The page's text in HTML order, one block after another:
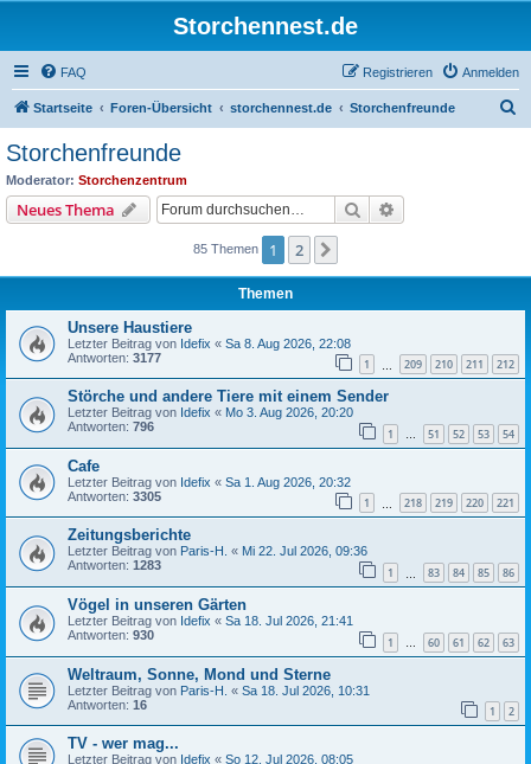
Storchennest.de
FAQ Anmelden
Registrieren
Startseite Foren-Übersicht storchennest.de Storchenfreunde
Storchenfreunde
Moderator: Storchenzentrum
Neues Thema Suche
85 Themen 1 2
Themen
Unsere Haustiere
Letzter Beitrag von Idefix « Sa 8. Aug 2026, 22:08
Antworten: 3177 1 209 210 211 212
Störche und andere Tiere mit einem Sender
Letzter Beitrag von Idefix « Mo 3. Aug 2026, 20:20
Antworten: 796 1 … 51 52 53 54
Cafe
Letzter Beitrag von Idefix « Sa 1. Aug 2026, 20:32
Antworten: 3305 1 218 219 220 221
Zeitungsberichte
Letzter Beitrag von Paris-H. « Mi 22. Jul 2026, 09:36
Antworten: 1283 1 83 84 85 86
Vögel in unseren Gärten
Letzter Beitrag von Idefix « Sa 18. Jul 2026, 21:41
Antworten: 930 1 … 60 61 62 63
Weltraum, Sonne, Mond und Sterne
Letzter Beitrag von Paris-H. « Sa 18. Jul 2026, 10:31
Antworten: 16 1 2
TV - wer mag...
Letzter Beitrag von Idefix « So 12. Jul 2026, 08:05